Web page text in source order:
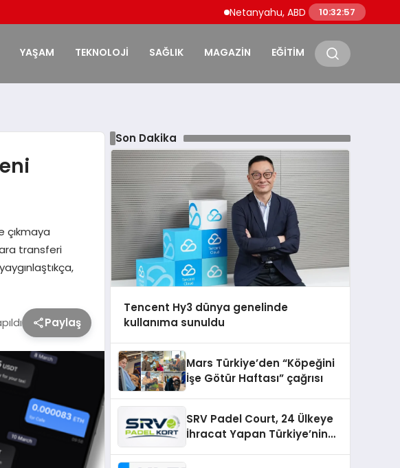
Netanyahu, ABD Savunma Bakanı
10:32:58
YAŞAM TEKNOLOJİ SAĞLIK MAGAZİN EĞİTİM
çıkmaya
transferi
Paylaş
Son Dakika
Tencent Hy3 dünya genelinde
kullanıma sunuldu
Mars Türkiye’den “Köpeğini
İşe Götür Haftası” çağrısı
SRV Padel Court, 24 Ülkeye
İhracat Yapan Türkiye’nin